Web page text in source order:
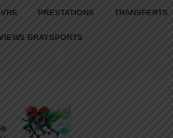
PRESTATIONS TRANSFERTS
BRAYSPORTS